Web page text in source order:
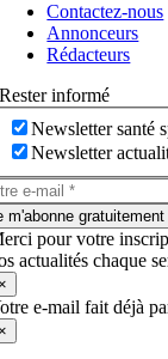
basculeContactez-nous
Annonceurs
Rédacteurs
Rester informé
Newsletter santé
Newsletter
m'abonne gratuitement
pour votre
actualités chaque
e-mail fait déjà